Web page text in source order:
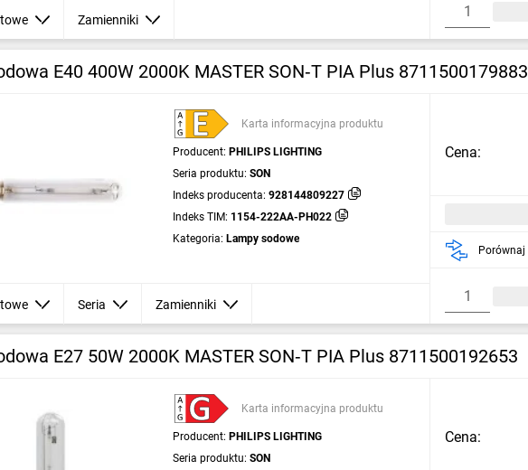
Zamienniki
E40 400W 2000K MASTER SON‑T PIA Plus 8711500179883
Karta informacyjna produktu
Producent: PHILIPS LIGHTING
Seria produktu: SON
Indeks producenta: 928144809227
Indeks TIM: 1154-222AA-PH022
Kategoria: Lampy sodowe
Seria Zamienniki
Cena:
Porównaj
E27 50W 2000K MASTER SON‑T PIA Plus 8711500192653
Karta informacyjna produktu
Producent: PHILIPS LIGHTING
Seria produktu: SON
Cena: